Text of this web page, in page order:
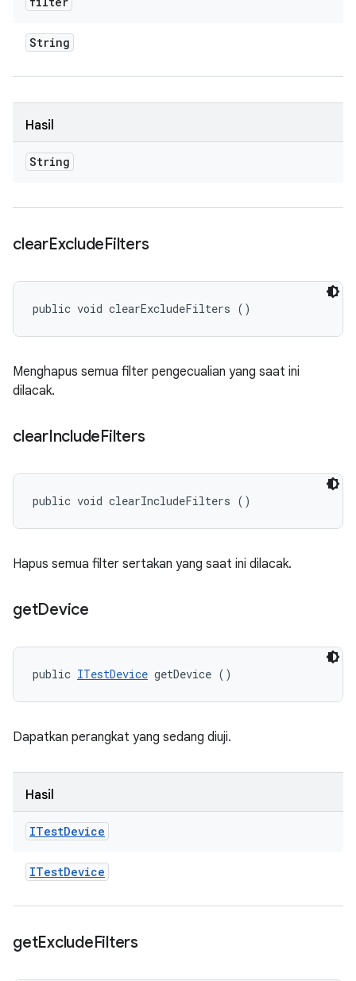
String
Hasil
String
clearExcludeFilters
public void clearExcludeFilters ()
Menghapus semua filter pengecualian yang saat ini
dilacak.
clearIncludeFilters
public void clearIncludeFilters ()
Hapus semua filter sertakan yang saat ini dilacak.
getDevice
public ITestDevice getDevice ()
Dapatkan perangkat yang sedang diuji.
Hasil
ITestDevice
ITestDevice
getExcludeFilters